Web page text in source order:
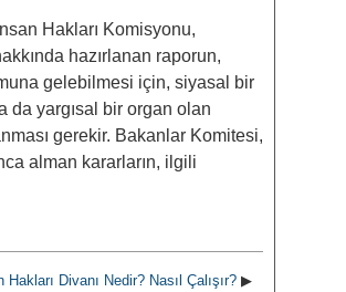
Hakları Komisyonu,
hazırlanan raporun,
gelebilmesi için, siyasal bir
da yargısal bir organ olan
gerekir. Bakanlar Komitesi,
alman kararların, ilgili
Hakları Divanı Nedir? Nasıl Çalışır? ▶